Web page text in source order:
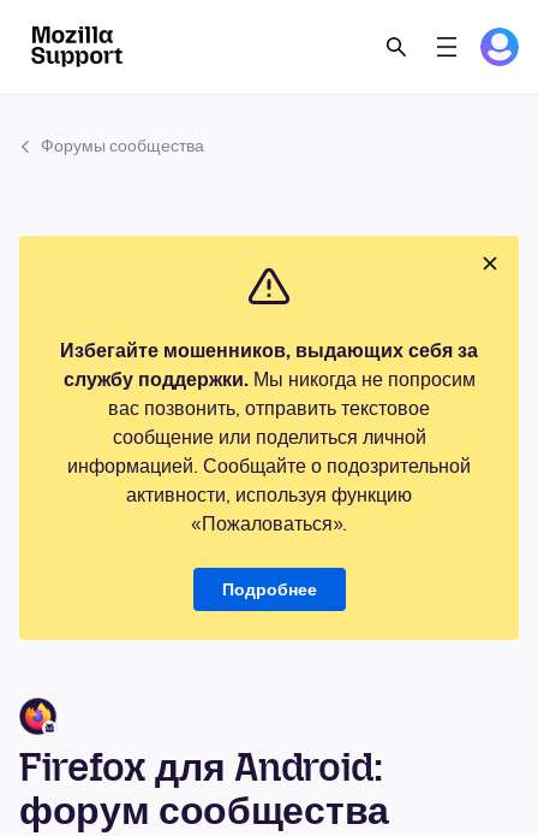
Форумы сообщества
Избегайте мошенников, выдающих себя за
службу поддержки.Мы никогда не попросим
вас позвонить, отправить текстовое
сообщение или поделиться личной
информацией. Сообщайте о подозрительной
активности, используя функцию
«Пожаловаться».
Подробнее
Firefox для Android:
форум сообщества